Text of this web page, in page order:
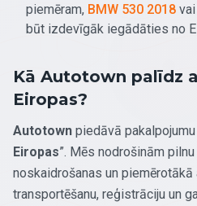
piemēram, BMW 530 2018 vai
būt izdevīgāk iegādāties no
Kā Autotown palīdz
Eiropas?
Autotown piedāvā pakalpojumu
Eiropas”. Mēs nodrošinām
noskaidrošanas un
transportēšanu, reģistrāciju un